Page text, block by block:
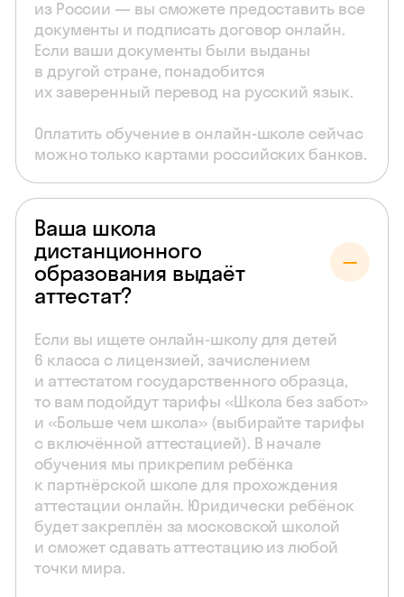
из России — вы сможете предоставить все
документы и подписать договор онлайн.
Если ваши документы были выданы
в другой стране, понадобится
их заверенный перевод на русский язык.
Оплатить обучение в онлайн-школе сейчас
можно только картами российских банков.
Ваша школа
дистанционного
образования выдаёт
аттестат?
Если вы ищете онлайн-школу для детей
6 класса с лицензией, зачислением
и аттестатом государственного образца,
то вам подойдут тарифы «Школа без забот»
и «Больше чем школа» (выбирайте тарифы
с включённой аттестацией). В начале
обучения мы прикрепим ребёнка
к партнёрской школе для прохождения
аттестации онлайн. Юридически ребёнок
будет закреплён за московской школой
и сможет сдавать аттестацию из любой
точки мира.